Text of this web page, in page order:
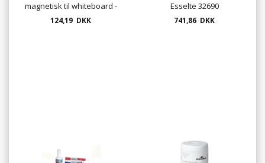
magnetisk til whiteboard -
5 penne
124,19 DKK
Esselte 32690
741,86 DKK